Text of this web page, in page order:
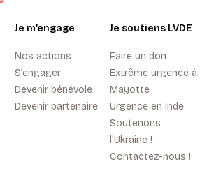
Je m’engage
Nos actions
S’engager
Devenir bénévole
Devenir partenaire
Je soutiens LVDE
Faire un don
Extrême urgence à
Mayotte
Urgence en Inde
Soutenons
l'Ukraine !
Contactez-nous !